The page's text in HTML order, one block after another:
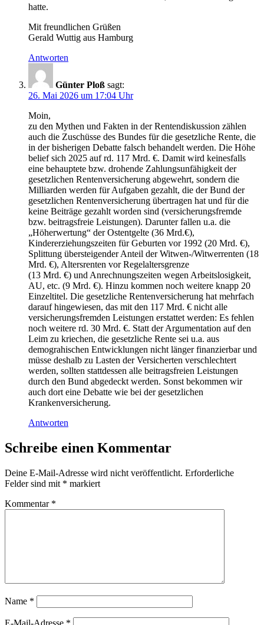
hatte.
Mit freundlichen Grüßen
Gerald Wuttig aus Hamburg
Antworten
Günter Ploß sagt:
26. Mai 2026 um 17:04 Uhr
Moin,
zu den Mythen und Fakten in der Rentendiskussion zählen
auch die Zuschüsse des Bundes für die gesetzliche Rente, die
in der bisherigen Debatte falsch behandelt werden. Die Höhe
belief sich 2025 auf rd. 117 Mrd. €. Damit wird keinesfalls
eine behauptete bzw. drohende Zahlungsunfähigkeit der
gesetzlichen Rentenversicherung abgewehrt, sondern die
Milliarden werden für Aufgaben gezahlt, die der Bund der
gesetzlichen Rentenversicherung übertragen hat und für die
keine Beiträge gezahlt worden sind (versicherungsfremde
bzw. beitragsfreie Leistungen). Darunter fallen u.a. die
„Höherwertung“ der Ostentgelte (36 Mrd.€),
Kindererziehungszeiten für Geburten vor 1992 (20 Mrd. €),
Splittung übersteigender Anteil der Witwen-/Witwerrenten (18
Mrd. €), Altersrenten vor Regelaltersgrenze
(13 Mrd. €) und Anrechnungszeiten wegen Arbeitslosigkeit,
AU, etc. (9 Mrd. €). Hinzu kommen noch weitere knapp 20
Einzeltitel. Die gesetzliche Rentenversicherung hat mehrfach
darauf hingewiesen, das mit den 117 Mrd. € nicht alle
versicherungsfremden Leistungen erstattet werden: Es fehlen
noch weitere rd. 30 Mrd. €. Statt der Argumentation auf den
Leim zu kriechen, die gesetzliche Rente sei u.a. aus
demograhischen Entwicklungen nicht länger finanzierbar und
müsse deshalb zu Lasten der Versicherten verschlechtert
werden, sollten stattdessen alle beitragsfreien Leistungen
durch den Bund abgedeckt werden. Sonst bekommen wir
auch dort eine Debatte wie bei der gesetzlichen
Krankenversicherung.
Antworten
Schreibe einen Kommentar
Deine E-Mail-Adresse wird nicht veröffentlicht. Erforderliche
Felder sind mit * markiert
Kommentar *
Name *